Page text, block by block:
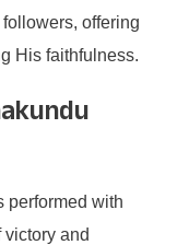
offering
His faithfulness.
performed with
victory and